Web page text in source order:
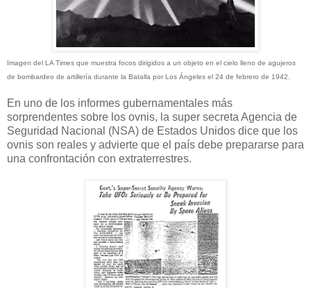
Imagen del LA Times que muestra focos dirigidos a un objeto en el cielo lleno de agujeros
de bombardeo de artillería durante la Batalla por Los Ángeles el 24 de febrero de 1942.
En uno de los informes gubernamentales más
sorprendentes sobre los ovnis, la super secreta Agencia de
Seguridad Nacional (NSA) de Estados Unidos dice que los
ovnis son reales y advierte que el país debe prepararse para
una confrontación con extraterrestres.